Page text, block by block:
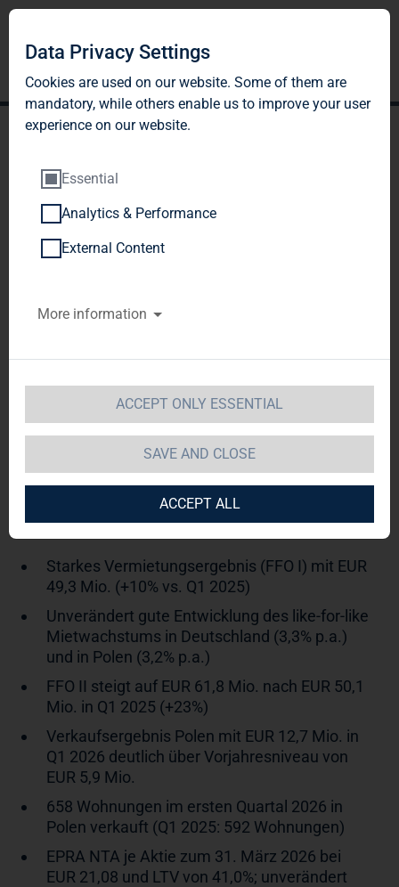
TAG Immobilien AG mit
2026; operativ starke
Entwicklung setzt sich fort
PRESSEMITTEILUNG
TAG Immobilien AG mit erfolgreichem
Jahresstart 2026; operativ starke
Entwicklung setzt sich fort
Starkes Vermietungsergebnis (FFO I) mit EUR
49,3 Mio. (+10% vs. Q1 2025)
Unverändert gute Entwicklung des like-for-like
Mietwachstums in Deutschland (3,3% p.a.)
und in Polen (3,2% p.a.)
FFO II steigt auf EUR 61,8 Mio. nach EUR 50,1
Mio. in Q1 2025 (+23%)
Verkaufsergebnis Polen mit EUR 12,7 Mio. in
Q1 2026 deutlich über Vorjahresniveau von
EUR 5,9 Mio.
658 Wohnungen im ersten Quartal 2026 in
Polen verkauft (Q1 2025: 592 Wohnungen)
EPRA NTA je Aktie zum 31. März 2026 bei
EUR 21,08 und LTV von 41,0%; unverändert
Data Privacy Settings
Cookies are used on our website. Some of them are
mandatory, while others enable us to improve your user
experience on our website.
Essential
Analytics & Performance
External Content
More information
ACCEPT ONLY ESSENTIAL
SAVE AND CLOSE
ACCEPT ALL